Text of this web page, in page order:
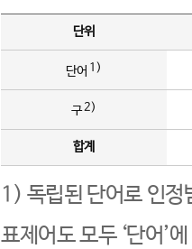
단위
단어 1)
구2)
합계
1) 독립된 단어로 인정
표제어도 모두 ‘단어’